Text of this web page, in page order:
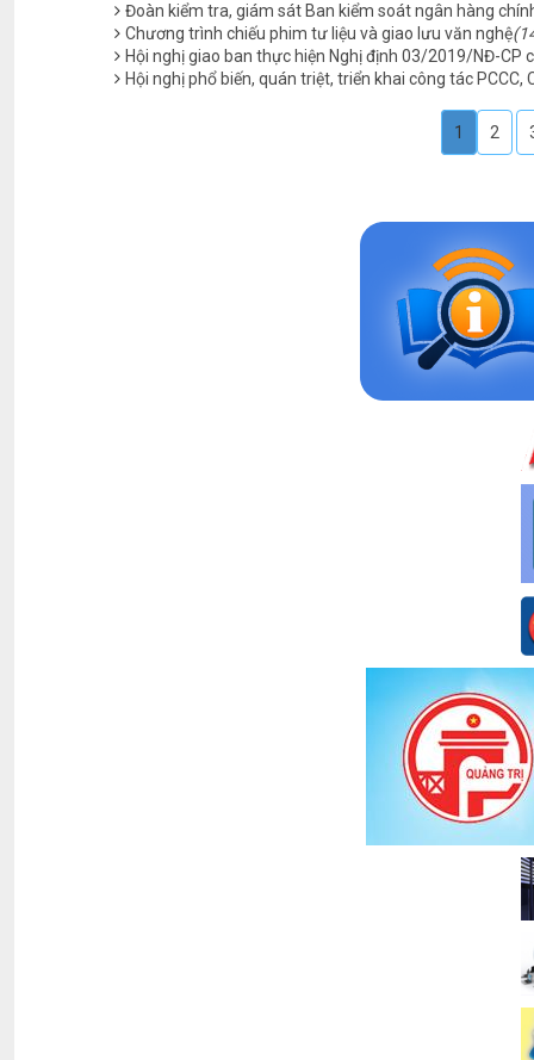
Đoàn kiểm tra, giám sát Ban kiểm soát ngân hàng
Chương trình chiếu phim tư liệu và giao lưu văn nghệ
Hội nghị giao ban thực hiện Nghị định 03/2019/NĐ-CP
Hội nghị phổ biến, quán triệt, triển khai công tác PCCC,
1 2